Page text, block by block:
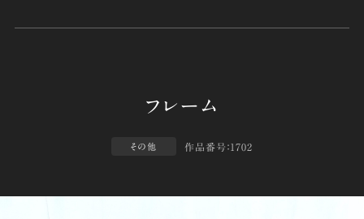
その他 作品番号：1702